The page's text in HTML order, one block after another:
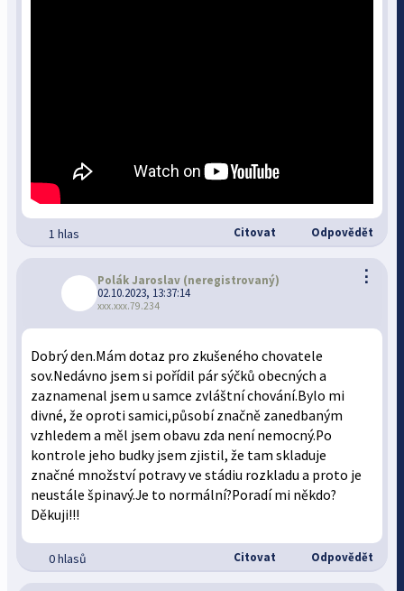
1 hlas Citovat Odpovědět
⋮
Polák Jaroslav (neregistrovaný)
02.10.2023, 13:37:14
xxx.xxx.79.234
Dobrý den.Mám dotaz pro zkušeného chovatele
sov.Nedávno jsem si pořídil pár sýčků obecných a
zaznamenal jsem u samce zvláštní chování.Bylo mi
divné, že oproti samici,působí značně zanedbaným
vzhledem a měl jsem obavu zda není nemocný.Po
kontrole jeho budky jsem zjistil, že tam skladuje
značné množství potravy ve stádiu rozkladu a proto je
neustále špinavý.Je to normální?Poradí mi někdo?
Děkuji!!!
0 hlasů Citovat Odpovědět